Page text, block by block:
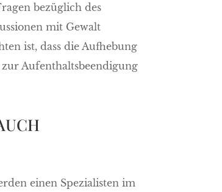
bezüglich des
mit Gewalt
ist, dass die Aufhebung
Aufenthaltsbeendigung
einen Spezialisten im